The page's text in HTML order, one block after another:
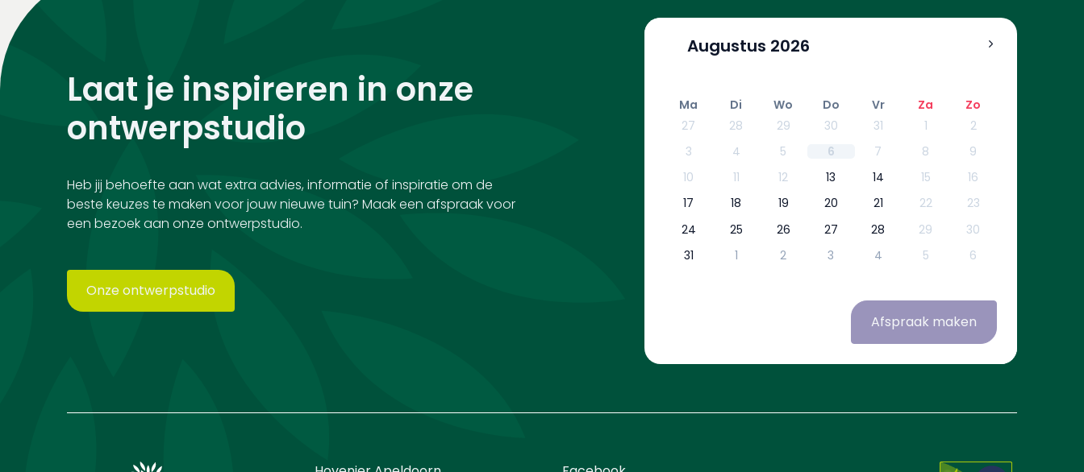
Laat je inspireren in onze
ontwerpstudio
Heb jij behoefte aan wat extra advies, informatie of inspiratie om de
beste keuzes te maken voor jouw nieuwe tuin? Maak een afspraak voor
een bezoek aan onze ontwerpstudio.
Onze ontwerpstudio
Augustus 2026
Ma Di Wo Do Vr Za
Zo
27
28 29 30 31 1
2
3
4 5 6 7 8
9
10
11 12 13 14 15
16
17
18 19 20 21 22
23
24
25 26 27 28 29
30
31
1 2 3 4 5 6
Afspraak maken